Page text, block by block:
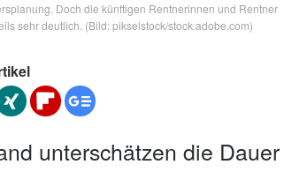
Doch die künftigen Rentnerinnen und Rentner
sehr deutlich. (Bild: pikselstock/stock.adobe.com)
unterschätzen die Dauer